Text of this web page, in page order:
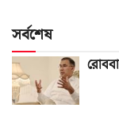
সর্বশেষ